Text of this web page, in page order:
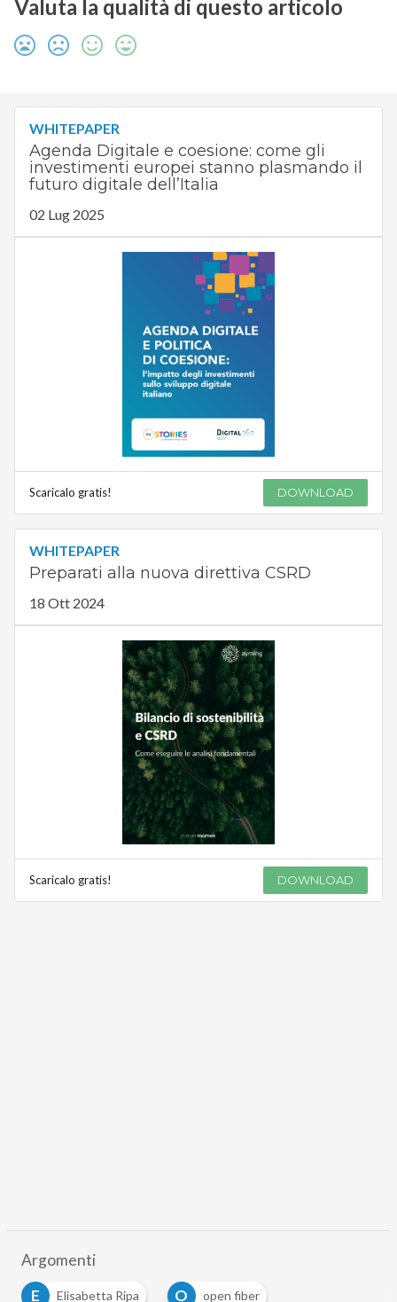
Valuta la qualità di questo articolo
WHITEPAPER
Agenda Digitale e coesione: come gli
investimenti europei stanno plasmando il
futuro digitale dell’Italia
02 Lug 2025
Scaricalo gratis! DOWNLOAD
WHITEPAPER
Preparati alla nuova direttiva CSRD
18 Ott 2024
Scaricalo gratis! DOWNLOAD
Argomenti
E
Elisabetta Ripa O open fiber